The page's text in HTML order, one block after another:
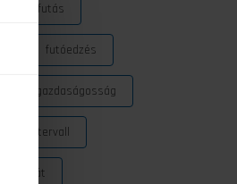
futás
futóedzés
gazdaságosság
intervall
laktát